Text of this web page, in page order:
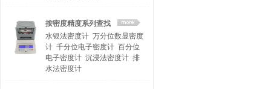
按密度精度系列查找
水银法密度计 万分位数显密度
计 千分位电子密度计 百分位
电子密度计 沉浸法密度计 排
水法密度计